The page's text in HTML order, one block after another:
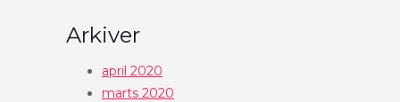
Arkiver
april 2020
marts 2020